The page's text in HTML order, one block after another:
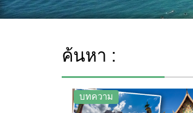
ค้นหา :
บทความ